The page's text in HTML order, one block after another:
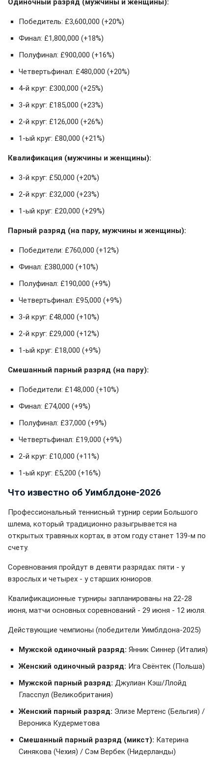
Победитель: £3,600,000 (+20%)
Финал: £1,800,000 (+18%)
Полуфинал: £900,000 (+16%)
Четвертьфинал: £480,000 (+20%)
4-й круг: £300,000 (+25%)
3-й круг: £185,000 (+23%)
2-й круг: £126,000 (+26%)
1-ый круг: £80,000 (+21%)
Квалификация (мужчины и женщины):
3-й круг: £50,000 (+20%)
2-й круг: £32,000 (+23%)
1-ый круг: £20,000 (+29%)
Парный разряд (на пару, мужчины и женщины):
Победители: £760,000 (+12%)
Финал: £380,000 (+10%)
Полуфинал: £190,000 (+9%)
Четвертьфинал: £95,000 (+9%)
3-й круг: £48,000 (+10%)
2-й круг: £29,000 (+12%)
1-ый круг: £18,000 (+9%)
Смешанный парный разряд (на пару):
Победители: £148,000 (+10%)
Финал: £74,000 (+9%)
Полуфинал: £37,000 (+9%)
Четвертьфинал: £19,000 (+9%)
2-й круг: £10,000 (+11%)
1-ый круг: £5,200 (+16%)
Что известно об Уимблдоне-2026
Профессиональный теннисный турнир серии Большого
шлема, который традиционно разыгрывается на
открытых травяных кортах, в этом году станет 139-м по
счету.
Соревнования пройдут в девяти разрядах: пяти - у
взрослых и четырех - у старших юниоров.
Квалификационные турниры запланированы на 22-28
июня, матчи основных соревнований - 29 июня - 12 июля.
Действующие чемпионы (победители Уимблдона-2025)
Мужской одиночный разряд: Янник Синнер (Италия)
Женский одиночный разряд: Ига Свёнтек (Польша)
Мужской парный разряд: Джулиан Кэш/Ллойд
Гласспул (Великобритания)
Женский парный разряд: Элизе Мертенс (Бельгия) /
Вероника Кудерметова
Смешанный парный разряд (микст): Катерина
Синякова (Чехия) / Сэм Вербек (Нидерланды)